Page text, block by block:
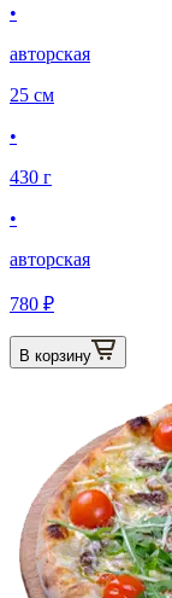
•
авторская
25 см
•
430 г
•
авторская
780 ₽
В корзину